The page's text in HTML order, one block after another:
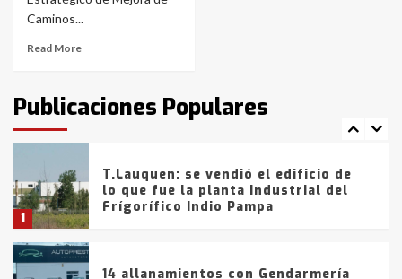
Caminos...
Read More
Publicaciones Populares
6
fueron detenidos por
comercialización de drogas en la
tarde del sábado
1
T.Lauquen: se vendió el edificio de
lo que fue la planta Industrial del
Frígorífico Indio Pampa
14 allanamientos con Gendarmería